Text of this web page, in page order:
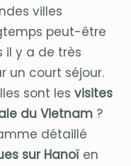
villes
peut-être
y a de très
un court séjour.
sont les visites
du Vietnam ?
détaillé
sur Hanoïen